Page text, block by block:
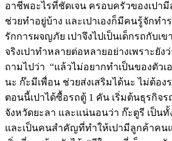
อาชีพอะไรที่ชัดเจน ครอบครัวของเปา
ช่วยทำอยู่บ้าง และเปาเองก็มีคนรู้จักทำ
รักการผจญภัย เปาจึงไปเป็นเด็กรถกับเ
จริงเปาทำหลายต่อหลายอย่างเพราะยัง
ถามไปว่า “แล้วไม่อยากทำเป็นของตัวเ
นะ ก๊ะมีเพื่อน ช่วยส่งเสริมได้นะ ไม่ต้อง
ตอนนี้เปาได้ซื้อรถตู้ 1 คัน เริ่มต้นธุรกิจร
จังหวัดยะลา และแน่นอนว่า ก๊ะตูรี เป็นทั้
และเป็นคนสำคัญที่ทำให้เปามีลูกค้าคน